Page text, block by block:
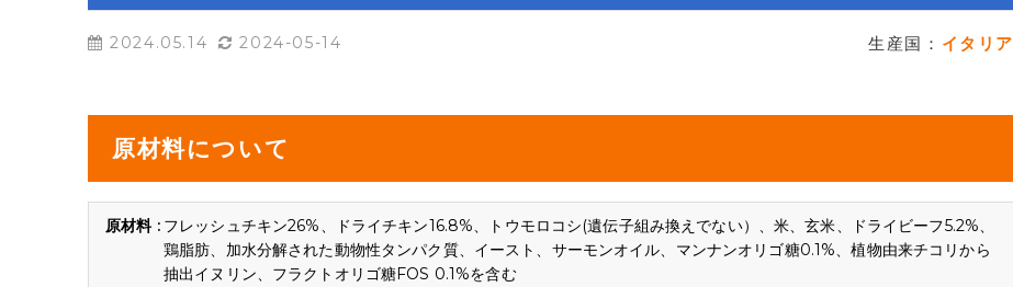
2024.05.14 2024-05-14 生産国： イタリア
原材料について
フレッシュチキン26%、ドライチキン16.8%、トウモロコシ(遺伝子組み換えでない）、米、玄米、ドライビーフ5.2%、
鶏脂肪、加水分解された動物性タンパク質、イースト、サーモンオイル、マンナンオリゴ糖0.1%、植物由来チコリから
抽出イヌリン、フラクトオリゴ糖FOS 0.1%を含む